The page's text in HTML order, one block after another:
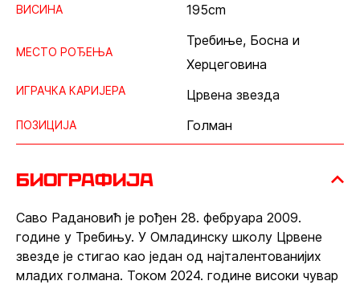
ВИСИНА 195cm
МЕСТО РОЂЕЊА
Требиње, Босна и
Херцеговина
ИГРАЧКА КАРИЈЕРА Црвена звезда
ПОЗИЦИЈА Голман
биографија
Саво Радановић је рођен 28. фебруара 2009.
године у Требињу. У Омладинску школу Црвене
звезде је стигао као један од најталентованијих
младих голмана. Током 2024. године високи чувар